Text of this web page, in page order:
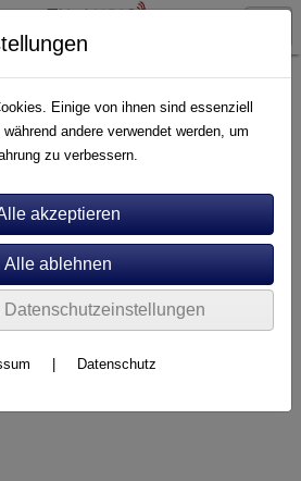
Einige von ihnen sind essenziell
andere verwendet werden, um
zu verbessern.
Datenschutzeinstellungen
Datenschutz